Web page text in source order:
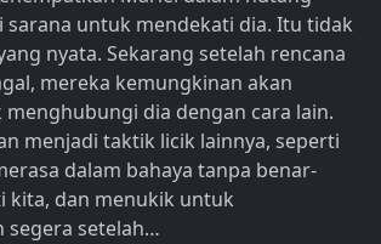
sarana untuk mendekati dia. Itu tidak
nyata. Sekarang setelah rencana
mereka kemungkinan akan
dia dengan cara lain.
menjadi taktik licik lainnya, seperti
dalam bahaya tanpa benar-
kita, dan menukik untuk
segera setelah…